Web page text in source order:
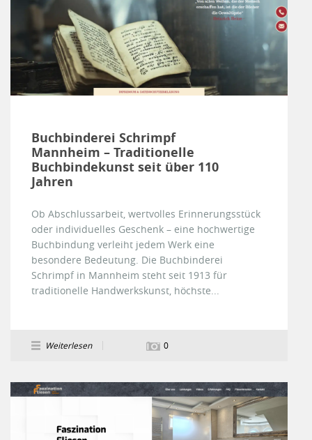
Buchbinderei Schrimpf
Mannheim – Traditionelle
Buchbindekunst seit über 110
Jahren
Ob Abschlussarbeit, wertvolles Erinnerungsstück
oder individuelles Geschenk – eine hochwertige
Buchbindung verleiht jedem Werk eine
besondere Bedeutung. Die Buchbinderei
Schrimpf in Mannheim steht seit 1913 für
traditionelle Handwerkskunst, höchste...
Weiterlesen 0